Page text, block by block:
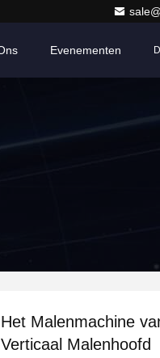
Evenementen
Het Malenmachine
Verticaal Malenhoofd